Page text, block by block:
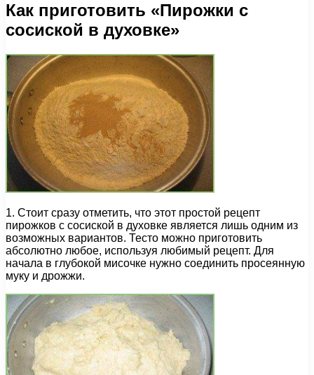
Как приготовить «Пирожки с
сосиской в духовке»
1. Стоит сразу отметить, что этот простой рецепт
пирожков с сосиской в духовке является лишь одним из
возможных вариантов. Тесто можно приготовить
абсолютно любое, используя любимый рецепт. Для
начала в глубокой мисочке нужно соединить просеянную
муку и дрожжи.